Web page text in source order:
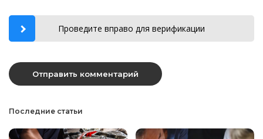
Проведите вправо для верификации
Последние статьи